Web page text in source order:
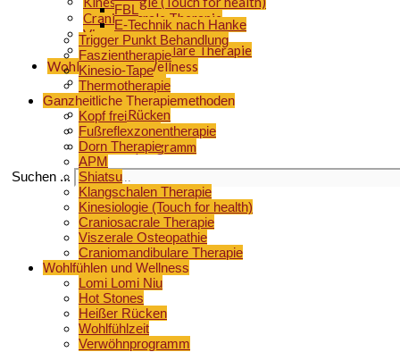
Craniosacrale Therapie
Viszerale Osteopathie
Craniomandibulare Therapie
Wohlfühlen und Wellness
Lomi Lomi Niu
Hot Stones
Heißer Rücken
Wohlfühlzeit
Verwöhnprogramm
Suchen ...
FBL
E-Technik nach Hanke
Trigger Punkt Behandlung
Faszientherapie
Kinesio-Tape
Thermotherapie
Ganzheitliche Therapiemethoden
Kopf frei
Fußreflexzonentherapie
Dorn Therapie
APM
Shiatsu
Klangschalen Therapie
Kinesiologie (Touch for health)
Craniosacrale Therapie
Viszerale Osteopathie
Craniomandibulare Therapie
Wohlfühlen und Wellness
Lomi Lomi Niu
Hot Stones
Heißer Rücken
Wohlfühlzeit
Verwöhnprogramm